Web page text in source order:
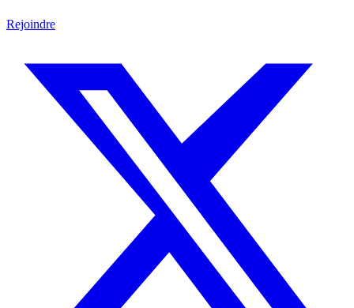
Rejoindre